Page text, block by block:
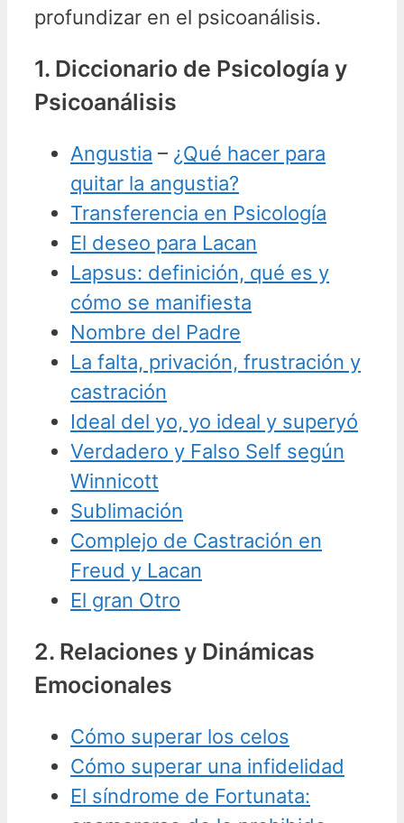
profundizar en el psicoanálisis.
1. Diccionario de Psicología y
Psicoanálisis
Angustia – ¿Qué hacer para
quitar la angustia?
Transferencia en Psicología
El deseo para Lacan
Lapsus: definición, qué es y
cómo se manifiesta
Nombre del Padre
La falta, privación, frustración y
castración
Ideal del yo, yo ideal y superyó
Verdadero y Falso Self según
Winnicott
Sublimación
Complejo de Castración en
Freud y Lacan
El gran Otro
2. Relaciones y Dinámicas
Emocionales
Cómo superar los celos
Cómo superar una infidelidad
El síndrome de Fortunata: